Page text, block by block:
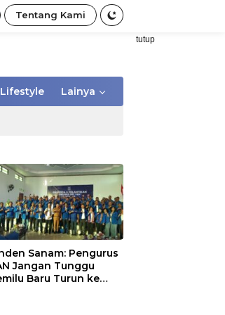
Tentang Kami
tutup
Lifestyle Lainya
Sanam: Pengurus
Jangan Tunggu
Baru Turun ke